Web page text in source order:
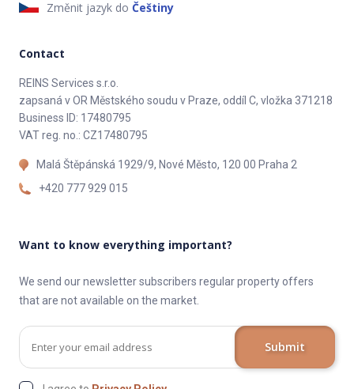
Změnit jazyk do Češtiny
Contact
REINS Services s.r.o.
zapsaná v OR Městského soudu v Praze, oddíl C, vložka 371218
Business ID: 17480795
VAT reg. no.: CZ17480795
Malá Štěpánská 1929/9, Nové Město, 120 00 Praha 2
+420 777 929 015
Want to know everything important?
We send our newsletter subscribers regular property offers
that are not available on the market.
Submit